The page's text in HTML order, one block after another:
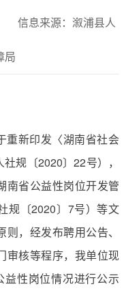
信息来源：溆浦县人
局
重新印发〈湖南省社会
规〔2020〕22号），
南省公益性岗位开发管
规〔2020〕7号）等文
，经发布聘用公告、
审核等程序，我单位现
性岗位情况进行公示